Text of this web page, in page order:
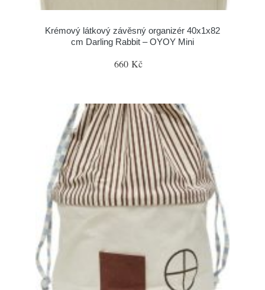
Krémový látkový závěsný organizér 40x1x82
cm Darling Rabbit – OYOY Mini
660 Kč